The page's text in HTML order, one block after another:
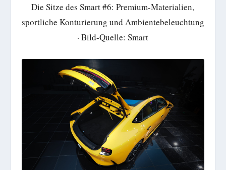
Die Sitze des Smart #6: Premium-Materialien,
sportliche Konturierung und Ambientebeleuchtung
· Bild-Quelle: Smart